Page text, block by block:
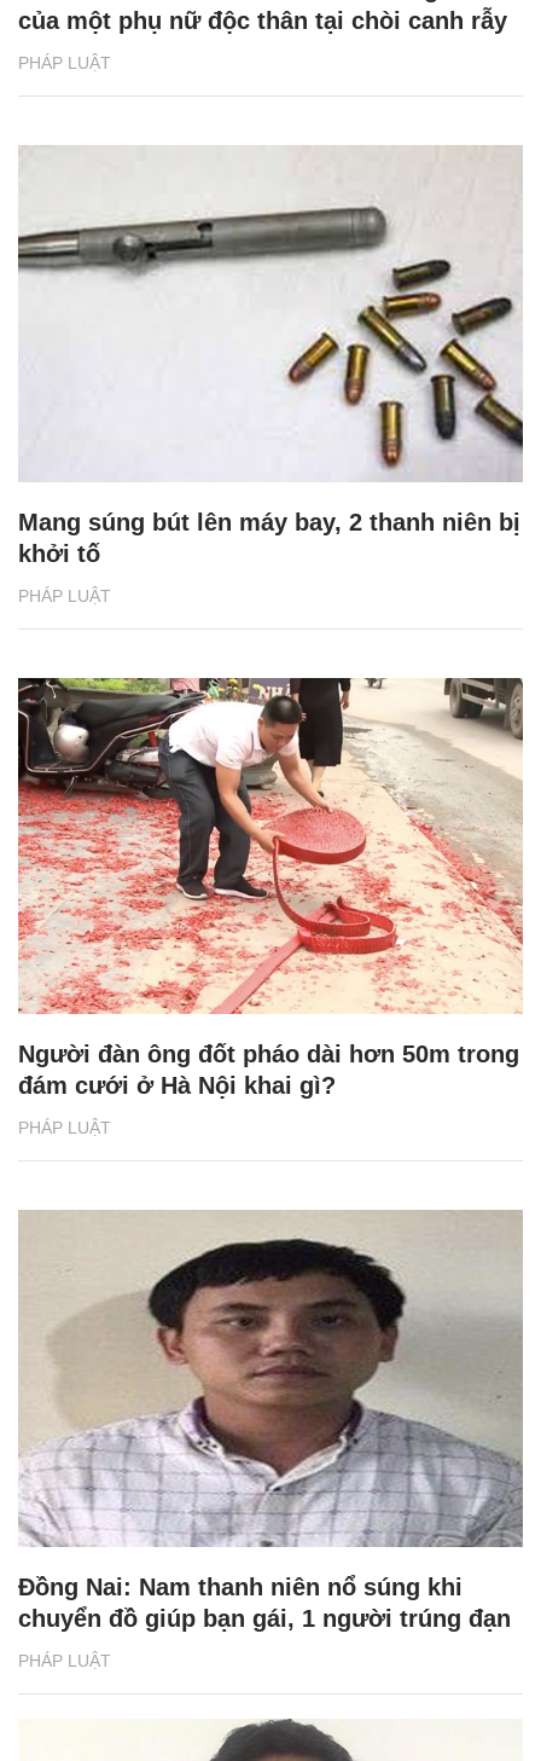
PHÁP LUẬT
của một phụ nữ độc thân tại chòi canh rẫy
PHÁP LUẬT
Mang súng bút lên máy bay, 2 thanh niên bị
khởi tố
PHÁP LUẬT
Người đàn ông đốt pháo dài hơn 50m trong
đám cưới ở Hà Nội khai gì?
PHÁP LUẬT
Đồng Nai: Nam thanh niên nổ súng khi
chuyển đồ giúp bạn gái, 1 người trúng đạn